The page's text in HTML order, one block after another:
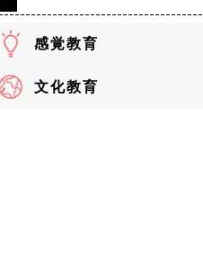
感覚教育
文化教育